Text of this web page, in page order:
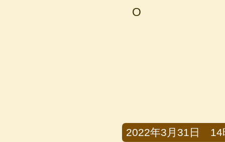
O
2022年3月31日 14